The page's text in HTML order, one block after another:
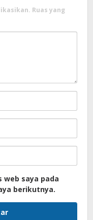
Ruas yang
web saya pada
berikutnya.